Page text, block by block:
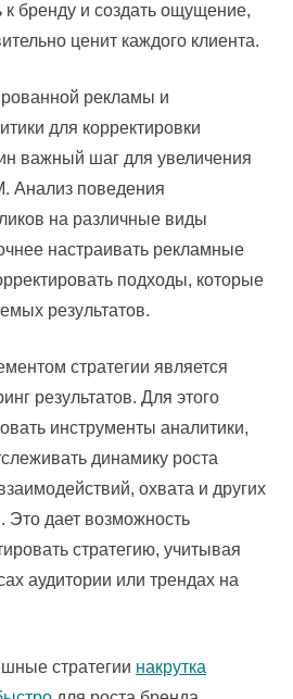
к бренду и создать ощущение,
ценит каждого клиента.
рекламы и
для корректировки
важный шаг для увеличения
Анализ поведения
на различные виды
настраивать рекламные
подходы, которые
результатов.
стратегии является
результатов. Для этого
инструменты аналитики,
динамику роста
охвата и других
Это дает возможность
стратегию, учитывая
аудитории или трендах на
стратегии накрутка